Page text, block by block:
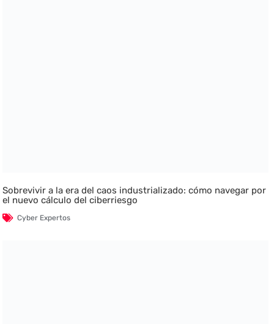
Sobrevivir a la era del caos industrializado: cómo navegar por
el nuevo cálculo del ciberriesgo
Cyber Expertos